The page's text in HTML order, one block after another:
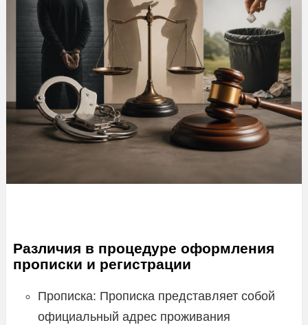
Различия в процедуре оформления
прописки и регистрации
Прописка: Прописка представляет собой
официальный адрес проживания